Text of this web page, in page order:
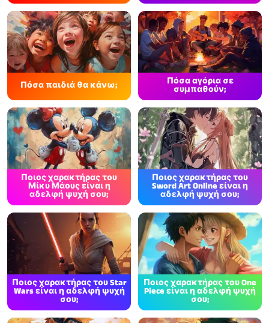
Πόσα παιδιά θα κάνω;
Πόσα αγόρια σε
συμπαθούν;
Ποιος χαρακτήρας του
Μίκυ Μάους είναι η
αδελφή ψυχή σου;
Ποιος χαρακτήρας του
Sword Art Online είναι η
αδελφή ψυχή σου;
Ποιος χαρακτήρας του Star
Wars είναι η αδελφή ψυχή
σου;
Ποιος χαρακτήρας του One
Piece είναι η αδελφή ψυχή
σου;